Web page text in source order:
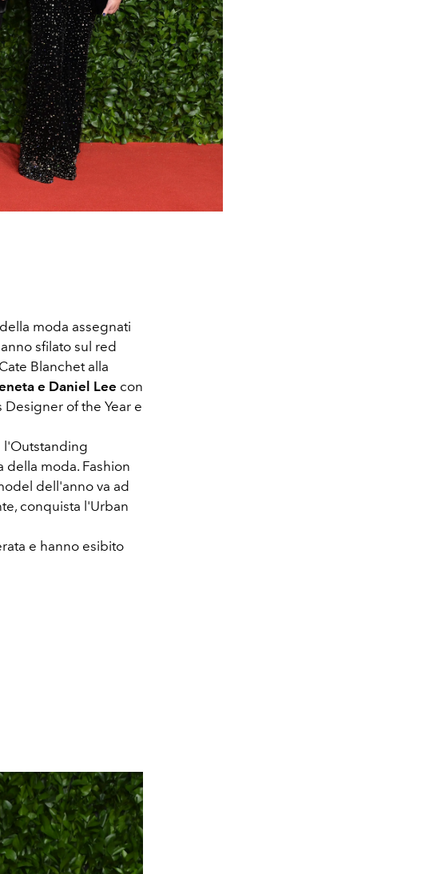
moda assegnati
sfilato sul red
Blanchet alla
e Daniel Lee con
of the Year e
l'Outstanding
moda. Fashion
dell'anno va ad
conquista l'Urban
e hanno esibito